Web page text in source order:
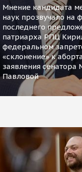
Мнение кандидата
наук прозвучало на
последнего
патриарха РПЦ
федеральном
«склонение» к
заявления сенатора
Павловой